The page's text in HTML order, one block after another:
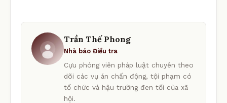
Trần Thế Phong
Nhà báo Điều tra
Cựu phóng viên pháp luật chuyên theo
dõi các vụ án chấn động, tội phạm có
tổ chức và hậu trường đen tối của xã
hội.